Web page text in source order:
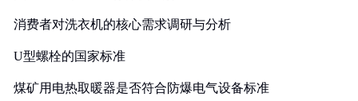
消费者对洗衣机的核心需求调研与分析
U型螺栓的国家标准
煤矿用电热取暖器是否符合防爆电气设备标准